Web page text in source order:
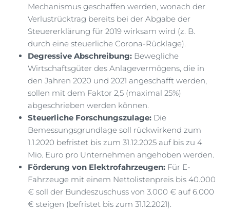
Mechanismus geschaffen werden, wonach der
Verlustrücktrag bereits bei der Abgabe der
Steuererklärung für 2019 wirksam wird (z. B.
durch eine steuerliche Corona-Rücklage).
Degressive Abschreibung: Bewegliche
Wirtschaftsgüter des Anlagevermögens, die in
den Jahren 2020 und 2021 angeschafft werden,
sollen mit dem Faktor 2,5 (maximal 25%)
abgeschrieben werden können.
Steuerliche Forschungszulage: Die
Bemessungsgrundlage soll rückwirkend zum
1.1.2020 befristet bis zum 31.12.2025 auf bis zu 4
Mio. Euro pro Unternehmen angehoben werden.
Förderung von Elektrofahrzeugen: Für E-
Fahrzeuge mit einem Nettolistenpreis bis 40.000
€ soll der Bundeszuschuss von 3.000 € auf 6.000
€ steigen (befristet bis zum 31.12.2021).